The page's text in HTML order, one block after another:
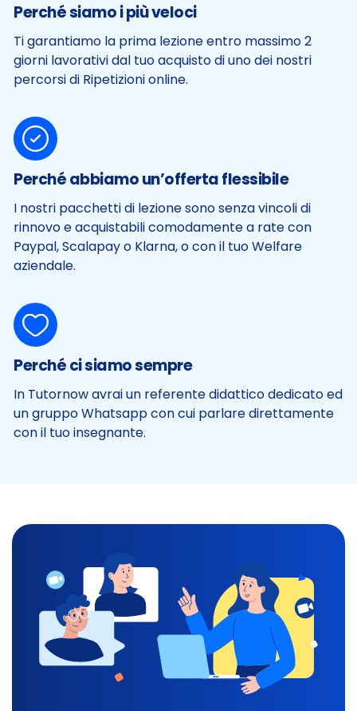
Perché siamo i più veloci
Ti garantiamo la prima lezione entro massimo 2
giorni lavorativi dal tuo acquisto di uno dei nostri
percorsi di Ripetizioni online.
Perché abbiamo un’offerta flessibile
I nostri pacchetti di lezione sono senza vincoli di
rinnovo e acquistabili comodamente a rate con
Paypal, Scalapay o Klarna, o con il tuo Welfare
aziendale.
Perché ci siamo sempre
In Tutornow avrai un referente didattico dedicato ed
un gruppo Whatsapp con cui parlare direttamente
con il tuo insegnante.